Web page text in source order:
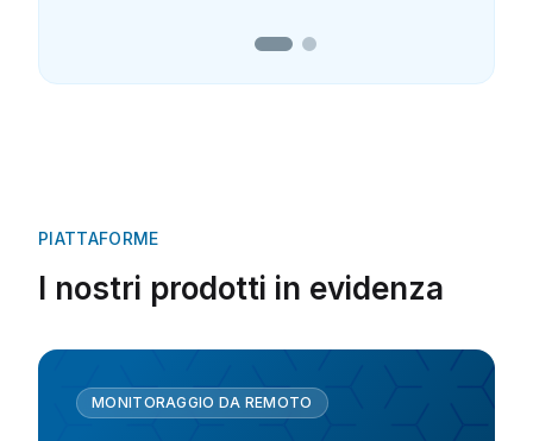
PIATTAFORME
I nostri prodotti in evidenza
MONITORAGGIO DA REMOTO